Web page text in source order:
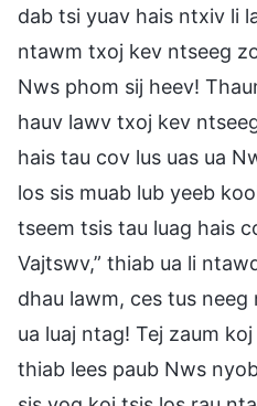
dab tsi yuav hais ntxiv li
ntawm txoj kev ntseeg
Nws phom sij heev!
hauv lawv txoj kev
hais tau cov lus uas ua
los sis muab lub yeeb
tseem tsis tau luag hais
Vajtswv,” thiab ua li
dhau lawm, ces tus
ua luaj ntag! Tej zaum
thiab lees paub Nws